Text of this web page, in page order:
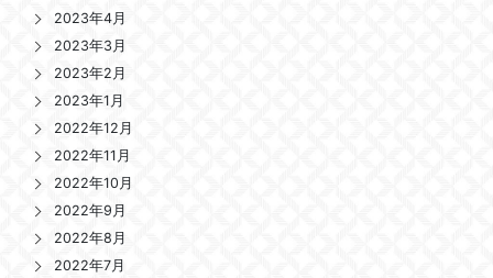
2023年4月
2023年3月
2023年2月
2023年1月
2022年12月
2022年11月
2022年10月
2022年9月
2022年8月
2022年7月